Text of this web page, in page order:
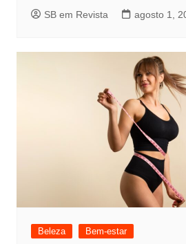
SB em Revista agosto 1,
Beleza Bem-estar